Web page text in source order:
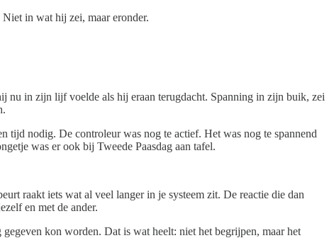
in wat hij zei, maar eronder.
nu in zijn lijf voelde als hij eraan terugdacht. Spanning in zijn buik, zei
tijd nodig. De controleur was nog te actief. Het was nog te spannend
was er ook bij Tweede Paasdag aan tafel.
raakt iets wat al veel langer in je systeem zit. De reactie die dan
en met de ander.
kon worden. Dat is wat heelt: niet het begrijpen, maar het